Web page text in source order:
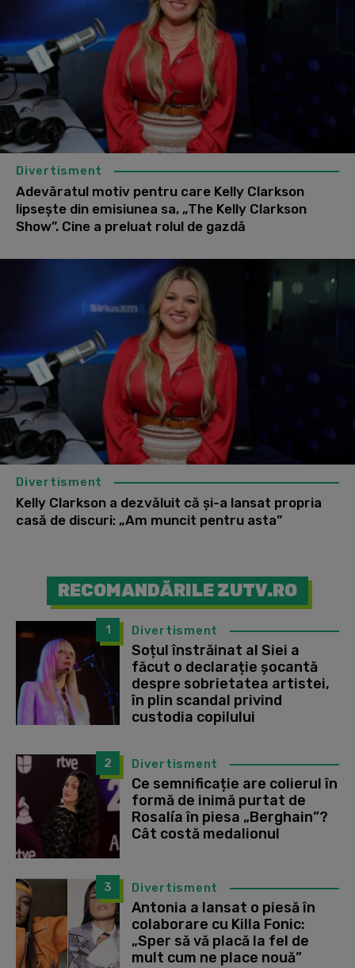
Divertisment
Adevăratul motiv pentru care Kelly Clarkson
lipsește din emisiunea sa, „The Kelly Clarkson
Show”. Cine a preluat rolul de gazdă
Divertisment
Kelly Clarkson a dezvăluit că și-a lansat propria
casă de discuri: „Am muncit pentru asta”
RECOMANDĂRILE ZUTV.RO
1 Divertisment
Soțul înstrăinat al Siei a
făcut o declarație șocantă
despre sobrietatea artistei,
în plin scandal privind
custodia copilului
2 Divertisment
Ce semnificație are colierul în
formă de inimă purtat de
Rosalía în piesa „Berghain”?
Cât costă medalionul
3 Divertisment
Antonia a lansat o piesă în
colaborare cu Killa Fonic:
„Sper să vă placă la fel de
mult cum ne place nouă”